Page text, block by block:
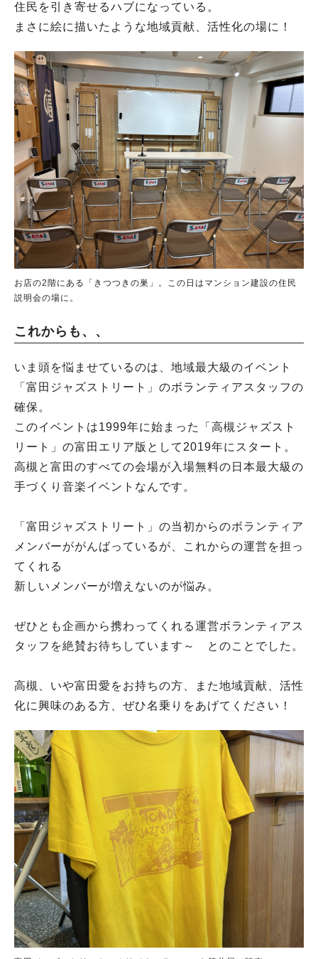
住民を引き寄せるハブになっている。
まさに絵に描いたような地域貢献、活性化の場に！
お店の2階にある「きつつきの巣」。この日はマンション建設の住民
説明会の場に。
これからも、、
いま頭を悩ませているのは、地域最大級のイベント
「富田ジャズストリート」のボランティアスタッフの
確保。
このイベントは1999年に始まった「高槻ジャズスト
リート」の富田エリア版として2019年にスタート。
高槻と富田のすべての会場が入場無料の日本最大級の
手づくり音楽イベントなんです。
「富田ジャズストリート」の当初からのボランティア
メンバーががんばっているが、これからの運営を担っ
てくれる
新しいメンバーが増えないのが悩み。
ぜひとも企画から携わってくれる運営ボランティアス
タッフを絶賛お待ちしています～ とのことでした。
高槻、いや富田愛をお持ちの方、また地域貢献、活性
化に興味のある方、ぜひ名乗りをあげてください！